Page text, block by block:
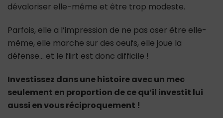
dévaloriser elle-même et être trop modeste.
Parfois, elle a l’impression de ne pas oser être elle-
même, elle marche sur des oeufs, elle joue la
défense… et le flirt est donc difficile !
Investissez dans une histoire avec un mec
seulement en proportion de ce qu’il investit lui
aussi en vous réciproquement !